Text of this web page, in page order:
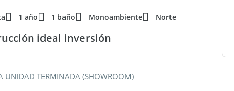
1 año 1 baño Monoambiente Norte
ideal inversión
UNIDAD TERMINADA (SHOWROOM)